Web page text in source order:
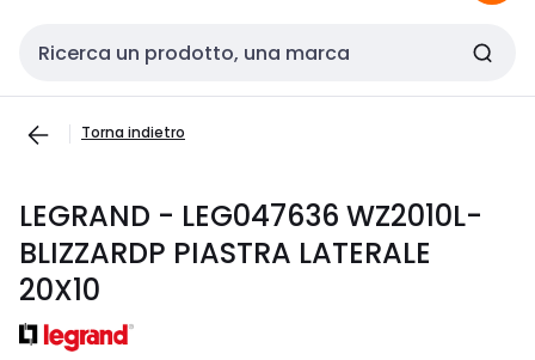
Cerca input
Torna indietro
LEGRAND - LEG047636 WZ2010L-
BLIZZARDP PIASTRA LATERALE
20X10